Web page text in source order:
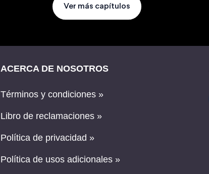
Ver más capítulos
ACERCA DE NOSOTROS
Términos y condiciones »
Libro de reclamaciones »
Política de privacidad »
Política de usos adicionales »